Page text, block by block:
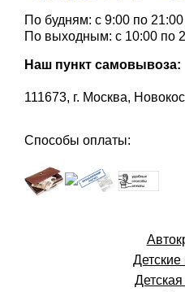
По будням: с 9:00 по 21:00
По выходным: с 10:00 по
Наш пункт самовывоза:
111673, г. Москва,
Способы оплаты:
Детские